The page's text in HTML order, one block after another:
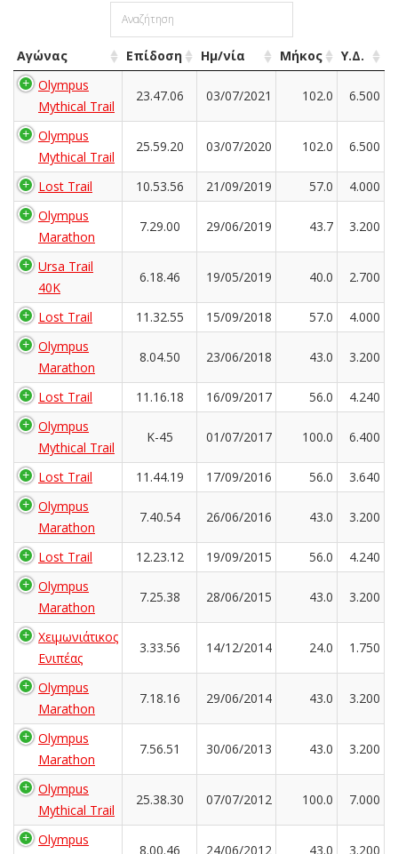
Αγώνας Επίδοση Ημ/νία Μήκος
Υ.Δ.
Olympus
Mythical Trail
23.47.06 03/07/2021 102.0 6.500
Olympus
Mythical Trail
25.59.20 03/07/2020 102.0 6.500
Lost Trail 10.53.56 21/09/2019 57.0
4.000
Olympus
Marathon
7.29.00 29/06/2019 43.7 3.200
Ursa Trail
40K
6.18.46 19/05/2019 40.0 2.700
Lost Trail 11.32.55 15/09/2018 57.0
4.000
Olympus
Marathon
8.04.50 23/06/2018 43.0 3.200
Lost Trail 11.16.18 16/09/2017 56.0
4.240
Olympus
Mythical Trail
K-45 01/07/2017 100.0 6.400
Lost Trail 11.44.19 17/09/2016 56.0
3.640
Olympus
Marathon
7.40.54 26/06/2016 43.0 3.200
Lost Trail 12.23.12 19/09/2015 56.0
4.240
Olympus
Marathon
7.25.38 28/06/2015 43.0 3.200
Χειμωνιάτικος
Ενιπέας
3.33.56 14/12/2014 24.0 1.750
Olympus
Marathon
7.18.16 29/06/2014 43.0 3.200
Olympus
Marathon
7.56.51 30/06/2013 43.0 3.200
Olympus
Mythical Trail
25.38.30 07/07/2012 100.0 7.000
Olympus
8.00.46 24/06/2012 43.0 3.200